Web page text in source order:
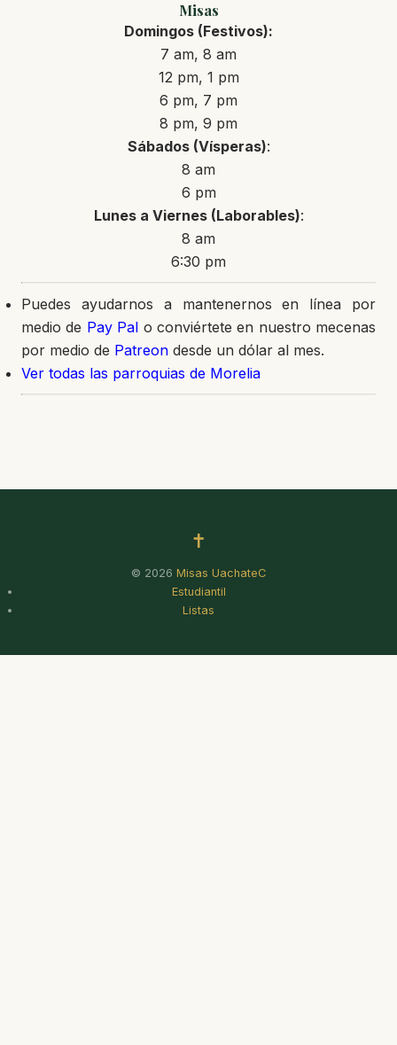
Misas
Domingos (Festivos):
7 am, 8 am
12 pm, 1 pm
6 pm, 7 pm
8 pm, 9 pm
Sábados (Vísperas):
8 am
6 pm
Lunes a Viernes (Laborables):
8 am
6:30 pm
Puedes ayudarnos a mantenernos en línea por
medio de Pay Pal o conviértete en nuestro mecenas
por medio de Patreon desde un dólar al mes.
Ver todas las parroquias de Morelia
✝
© 2026 Misas UachateC
Estudiantil
Listas